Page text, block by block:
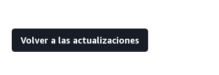
Volver a las actualizaciones